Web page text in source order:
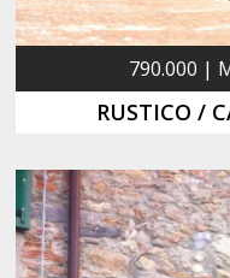
790.000 |
RUSTICO /